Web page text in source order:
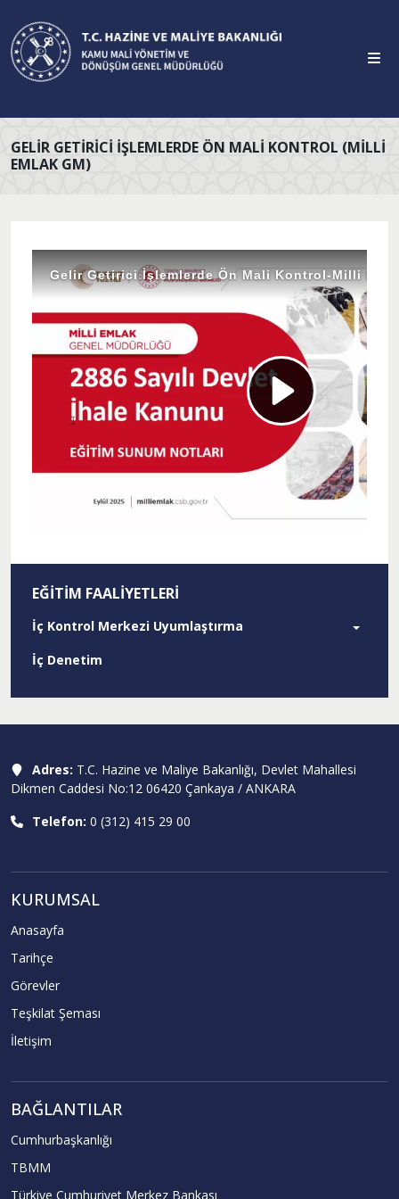
GELIR GETIRICI İŞLEMLERDE ÖN MALI KONTROL (MILLI
EMLAK GM)
EĞITIM FAALIYETLERI
İç Kontrol Merkezi Uyumlaştırma
İç Denetim
Adres: T.C. Hazine ve Maliye Bakanlığı, Devlet Mahallesi
Dikmen Caddesi No:12 06420 Çankaya / ANKARA
Telefon: 0 (312) 415 29 00
KURUMSAL
Anasayfa
Tarihçe
Görevler
Teşkilat Şeması
İletişim
BAĞLANTILAR
Cumhurbaşkanlığı
TBMM
Türkiye Cumhuriyet Merkez Bankası